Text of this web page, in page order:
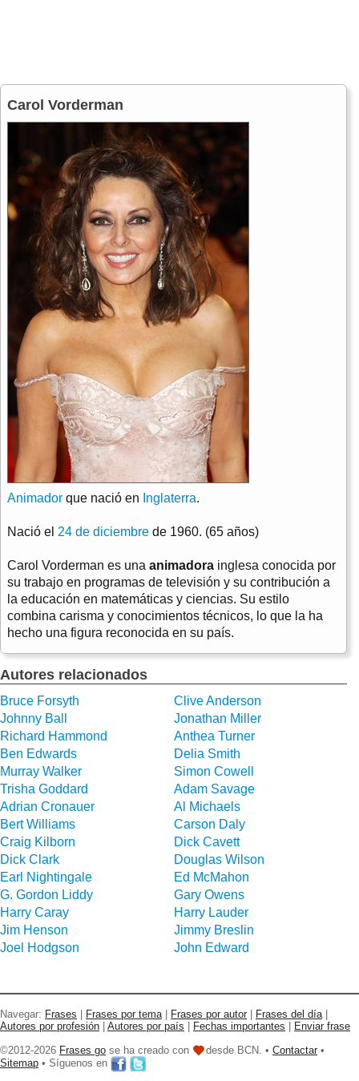
Carol Vorderman
Animador que nació en Inglaterra.
Nació el 24 de diciembre de 1960. (65 años)
Carol Vorderman es una animadora inglesa conocida por
su trabajo en programas de televisión y su contribución a
la educación en matemáticas y ciencias. Su estilo
combina carisma y conocimientos técnicos, lo que la ha
hecho una figura reconocida en su país.
Autores relacionados
Bruce Forsyth
Clive Anderson
Johnny Ball
Jonathan Miller
Richard Hammond
Anthea Turner
Ben Edwards
Delia Smith
Murray Walker
Simon Cowell
Trisha Goddard
Adam Savage
Adrian Cronauer
Al Michaels
Bert Williams
Carson Daly
Craig Kilborn
Dick Cavett
Dick Clark
Douglas Wilson
Earl Nightingale
Ed McMahon
G. Gordon Liddy
Gary Owens
Harry Caray
Harry Lauder
Jim Henson
Jimmy Breslin
Joel Hodgson
John Edward
Navegar: Frases Frases por tema Frases por autor Frases del día
Autores por profesión
Autores por país Fechas importantes
Enviar frase
©2012-2026 Frases go se ha creado con desde BCN. • Contactar •
Sitemap • Síguenos en